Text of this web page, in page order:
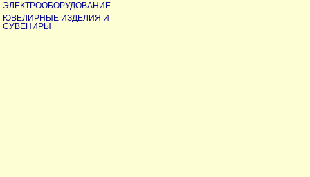
ЭЛЕКТРООБОРУДОВАНИЕ
ЮВЕЛИРНЫЕ ИЗДЕЛИЯ И
СУВЕНИРЫ